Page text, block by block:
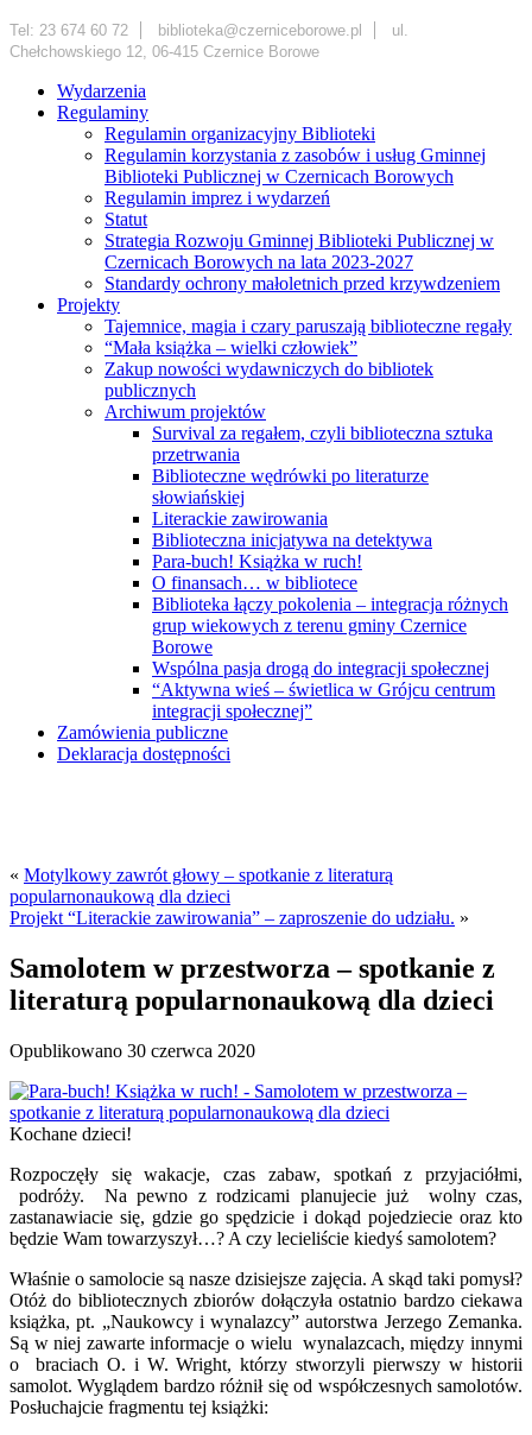
Tel: 23 674 60 72 biblioteka@czerniceborowe.pl
ul.
Chełchowskiego 12, 06-415 Czernice Borowe
Wydarzenia
Regulaminy
Regulamin organizacyjny Biblioteki
Regulamin korzystania z zasobów i usług Gminnej
Biblioteki Publicznej w Czernicach Borowych
Regulamin imprez i wydarzeń
Statut
Strategia Rozwoju Gminnej Biblioteki Publicznej w
Czernicach Borowych na lata 2023-2027
Standardy ochrony małoletnich przed krzywdzeniem
Projekty
Tajemnice, magia i czary paruszają biblioteczne regały
“Mała książka – wielki człowiek”
Zakup nowości wydawniczych do bibliotek
publicznych
Archiwum projektów
Survival za regałem, czyli biblioteczna sztuka
przetrwania
Biblioteczne wędrówki po literaturze
słowiańskiej
Literackie zawirowania
Biblioteczna inicjatywa na detektywa
Para-buch! Książka w ruch!
O finansach… w bibliotece
Biblioteka łączy pokolenia – integracja różnych
grup wiekowych z terenu gminy Czernice
Borowe
Wspólna pasja drogą do integracji społecznej
“Aktywna wieś – świetlica w Grójcu centrum
integracji społecznej”
Zamówienia publiczne
Deklaracja dostępności
« Motylkowy zawrót głowy – spotkanie z literaturą
popularnonaukową dla dzieci
Projekt “Literackie zawirowania” – zaproszenie do udziału. »
Samolotem w przestworza – spotkanie z
literaturą popularnonaukową dla dzieci
Opublikowano 30 czerwca 2020
Kochane dzieci!
Rozpoczęły się wakacje, czas zabaw, spotkań z przyjaciółmi,
podróży. Na pewno z rodzicami planujecie już wolny czas,
zastanawiacie się, gdzie go spędzicie i dokąd pojedziecie oraz kto
będzie Wam towarzyszył…? A czy lecieliście kiedyś samolotem?
Właśnie o samolocie są nasze dzisiejsze zajęcia. A skąd taki pomysł?
Otóż do bibliotecznych zbiorów dołączyła ostatnio bardzo ciekawa
książka, pt. „Naukowcy i wynalazcy” autorstwa Jerzego Zemanka.
Są w niej zawarte informacje o wielu wynalazcach, między innymi
o braciach O. i W. Wright, którzy stworzyli pierwszy w historii
samolot. Wyglądem bardzo różnił się od współczesnych samolotów.
Posłuchajcie fragmentu tej książki: